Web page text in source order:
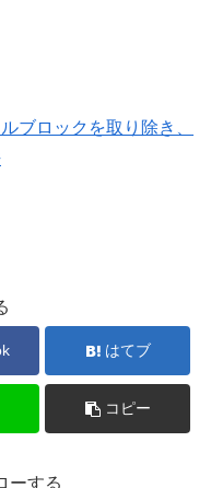
ブロックを取り除き、
はてブ
コピー
ーする